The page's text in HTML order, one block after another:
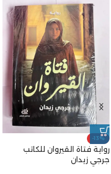
-13%
رواية فتاة القيروان للكاتب
جرجي زيدان